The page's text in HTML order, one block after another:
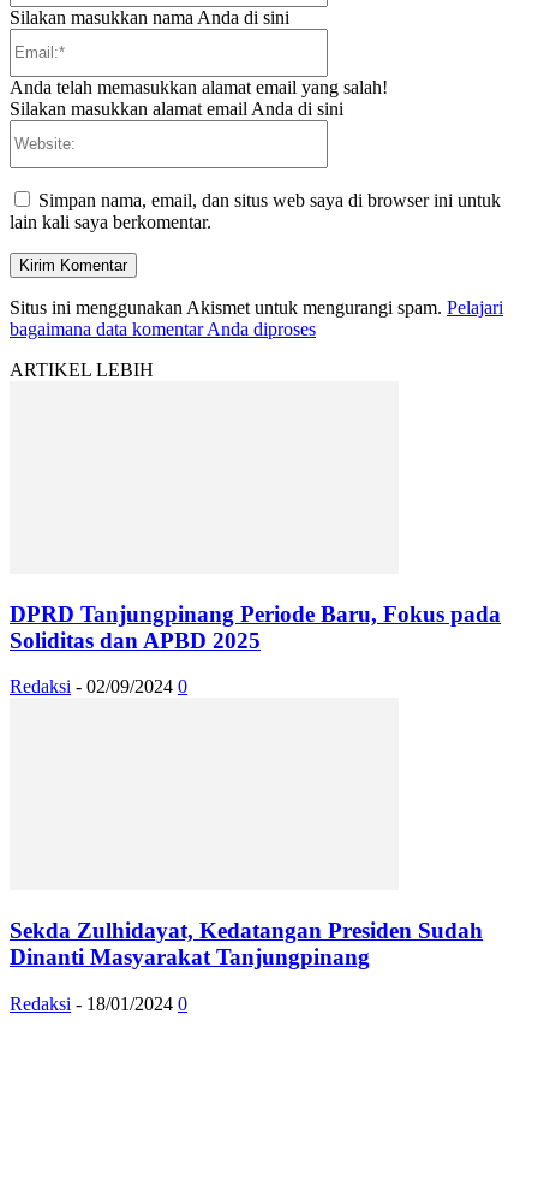
Silakan masukkan nama Anda di sini
Anda telah memasukkan alamat email yang salah!
Silakan masukkan alamat email Anda di sini
Simpan nama, email, dan situs web saya di browser ini untuk
lain kali saya berkomentar.
Situs ini menggunakan Akismet untuk mengurangi spam. Pelajari
bagaimana data komentar Anda diproses
ARTIKEL LEBIH
DPRD Tanjungpinang Periode Baru, Fokus pada
Soliditas dan APBD 2025
Redaksi - 02/09/2024 0
Sekda Zulhidayat, Kedatangan Presiden Sudah
Dinanti Masyarakat Tanjungpinang
Redaksi - 18/01/2024 0